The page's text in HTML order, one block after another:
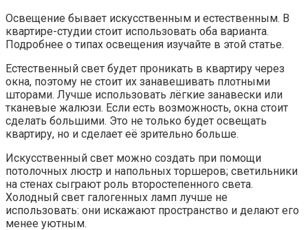
Освещение бывает искусственным и естественным. В
квартире-студии стоит использовать оба варианта.
Подробнее о типах освещения изучайте в этой статье.
Естественный свет будет проникать в квартиру через
окна, поэтому не стоит их занавешивать плотными
шторами. Лучше использовать лёгкие занавески или
тканевые жалюзи. Если есть возможность, окна стоит
сделать большими. Это не только будет освещать
квартиру, но и сделает её зрительно больше.
Искусственный свет можно создать при помощи
потолочных люстр и напольных торшеров; светильники
на стенах сыграют роль второстепенного света.
Холодный свет галогенных ламп лучше не
использовать: они искажают пространство и делают его
менее уютным.